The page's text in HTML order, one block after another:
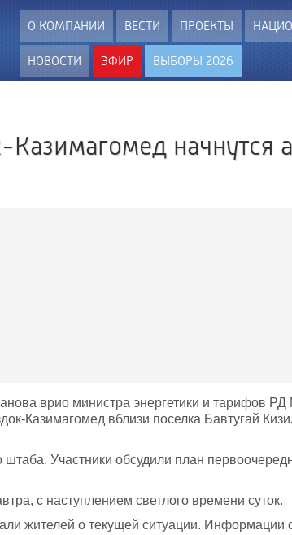
О КОМПАНИИ ВЕСТИ ПРОЕКТЫ
НОВОСТИ ЭФИР ВЫБОРЫ 2026
начнутся
врио министра энергетики и тарифов
Казимагомед вблизи поселка Бавтугай
Участники обсудили план
с наступлением светлого времени суток.
жителей о текущей ситуации. Информации